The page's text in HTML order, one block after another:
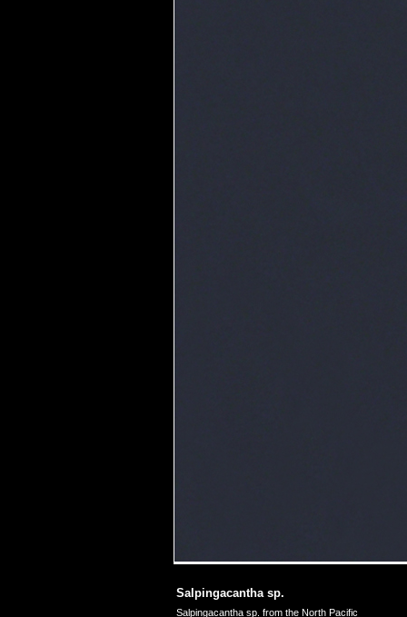
Salpingacantha sp.
Salpingacantha sp. from the North Pacific